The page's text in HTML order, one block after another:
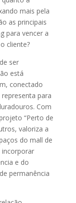
mais pela
as principais
para vencer a
cliente?
ser
está
conectado
para
Com
“Perto de
valoriza a
do mall de
incorporar
e do
permanência